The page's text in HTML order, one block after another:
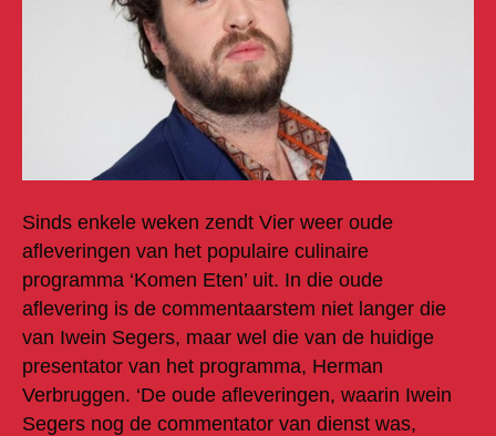
Sinds enkele weken zendt Vier weer oude
afleveringen van het populaire culinaire
programma ‘Komen Eten’ uit. In die oude
aflevering is de commentaarstem niet langer die
van Iwein Segers, maar wel die van de huidige
presentator van het programma, Herman
Verbruggen. ‘De oude afleveringen, waarin Iwein
Segers nog de commentator van dienst was,